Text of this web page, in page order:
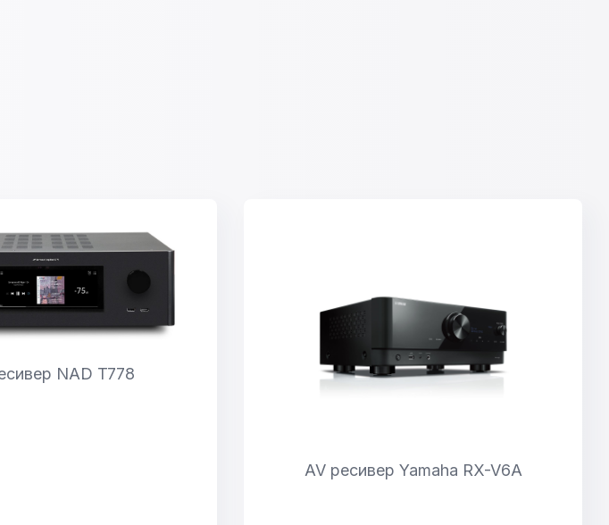
NAD T778
AV ресивер Yamaha RX-V6A